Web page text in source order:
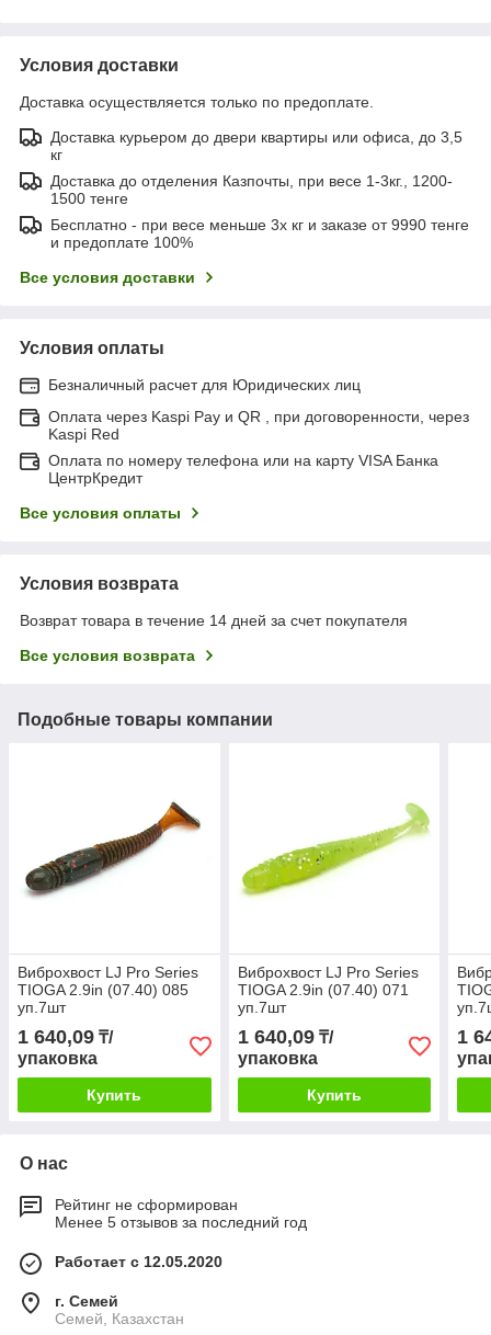
Условия доставки
Доставка осуществляется только по предоплате.
Доставка курьером до двери квартиры или офиса, до 3,5
кг
Доставка до отделения Казпочты, при весе 1-3кг., 1200-
1500 тенге
Бесплатно - при весе меньше 3х кг и заказе от 9990 тенге
и предоплате 100%
Все условия доставки
Условия оплаты
Безналичный расчет для Юридических лиц
Оплата через Kaspi Pay и QR , при договоренности, через
Kaspi Red
Оплата по номеру телефона или на карту VISA Банка
ЦентрКредит
Все условия оплаты
Условия возврата
Возврат товара в течение 14 дней за счет покупателя
Все условия возврата
Подобные товары компании
Виброхвост LJ Pro Series
TIOGA 2.9in (07.40) 085
уп.7шт
1 640,09 ₸/
упаковка
Купить
Виброхвост LJ Pro Series
TIOGA 2.9in (07.40) 071
уп.7шт
1 640,09₸/
упаковка
Купить
1
О нас
Рейтинг не сформирован
Менее 5 отзывов за последний год
Работает с 12.05.2020
г. Семей
Семей, Казахстан